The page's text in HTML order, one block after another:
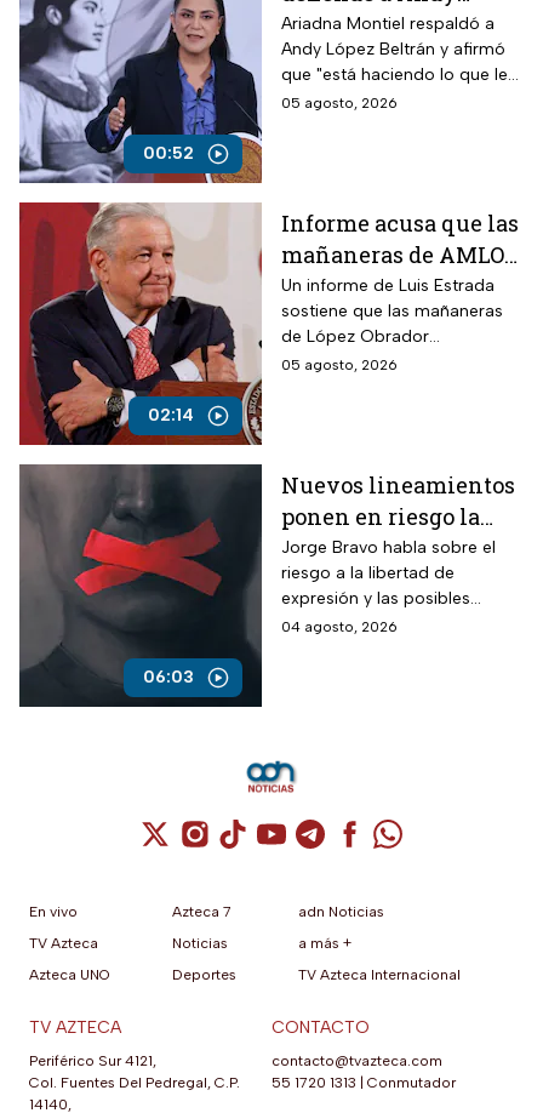
00:52
López Beltrán por
actos anticipados de
campaña
Ariadna Montiel respaldó a
Andy López Beltrán y afirmó
que "está haciendo lo que le
toca", pese a las críticas por
05 agosto, 2026
02:14
Informe acusa que las
mañaneras de AMLO
acumularon más de
100 mil afirmaciones
falsas
Un informe de Luis Estrada
sostiene que las mañaneras
de López Obrador
acumularon más de 100 mil
05 agosto, 2026
06:03
Nuevos lineamientos
ponen en riesgo la
libertad de decidir
cómo y dónde
informarse: Amedi
Jorge Bravo habla sobre el
riesgo a la libertad de
expresión y las posibles
multas sobre los medios de
04 agosto, 2026
Cuenta de X / Twitter (se abre en una
Cuenta de Instagram (se abre en una
Cuenta de TikTok (se abre en
Cuenta de YouTube (se abre
Cuenta de Telegram (se
Cuenta de
Cuenta de
En vivo
TV Azteca
Azteca UNO
Azteca 7
Noticias
Deportes
adn Noticias
a más +
TV Azteca Internacional
TV AZTECA
Periférico Sur 4121,
Col. Fuentes Del Pedregal, C.P.
14140,
CONTACTO
contacto@tvazteca.com
55 1720 1313
Conmutador